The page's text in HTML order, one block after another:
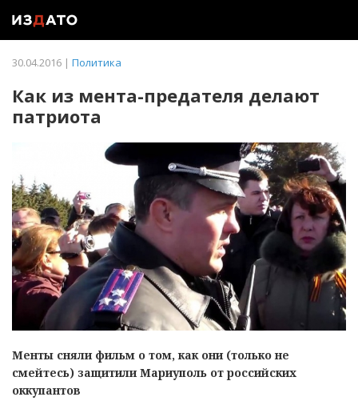
30.04.2016 | Политика
Как из мента-предателя делают
патриота
Менты сняли фильм о том, как они (только не
смейтесь) защитили Мариуполь от российских
оккупантов